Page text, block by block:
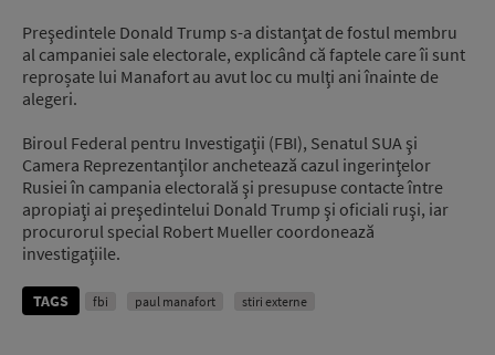
Preşedintele Donald Trump s-a distanţat de fostul membru
al campaniei sale electorale, explicând că faptele care îi sunt
reproșate lui Manafort au avut loc cu mulţi ani înainte de
alegeri.
Biroul Federal pentru Investigaţii (FBI), Senatul SUA şi
Camera Reprezentanţilor anchetează cazul ingerinţelor
Rusiei în campania electorală şi presupuse contacte între
apropiaţi ai preşedintelui Donald Trump şi oficiali ruşi, iar
procurorul special Robert Mueller coordonează
investigaţiile.
TAGS fbi paul manafort stiri externe